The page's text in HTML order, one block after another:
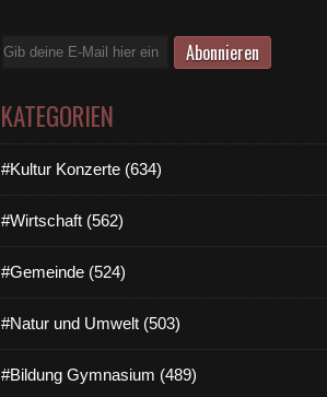
E-
KATEGORIEN
#Kultur Konzerte (634)
#Wirtschaft (562)
#Gemeinde (524)
#Natur und Umwelt (503)
#Bildung Gymnasium (489)